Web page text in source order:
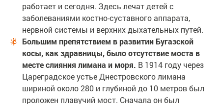
работает и сегодня. Здесь лечат детей с
заболеваниями костно-суставного аппарата,
нервной системы и верхних дыхательных путей.
Большим препятствием в развитии Бугазской
косы, как здравницы, было отсутствие моста в
месте слияния лимана и моря. В 1914 году через
Цареградское устье Днестровского лимана
шириной около 280 и глубиной до 10 метров был
проложен плавучий мост. Сначала он был